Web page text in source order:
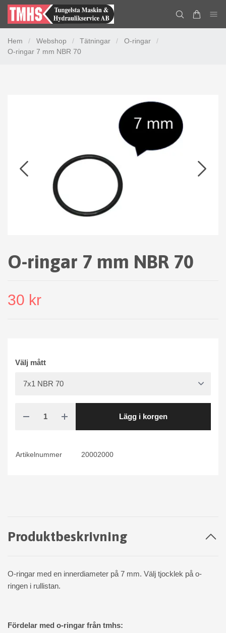
Hem / Webshop / Tätningar / O-ringar
/
O-ringar 7 mm NBR 70
O-ringar 7 mm NBR 70
30 kr
Välj mått
Lägg i korgen
Artikelnummer 20002000
Produktbeskrivning
O-ringar med en innerdiameter på 7 mm. Välj tjocklek på o-
ringen i rullistan.
Fördelar med o-ringar från tmhs: